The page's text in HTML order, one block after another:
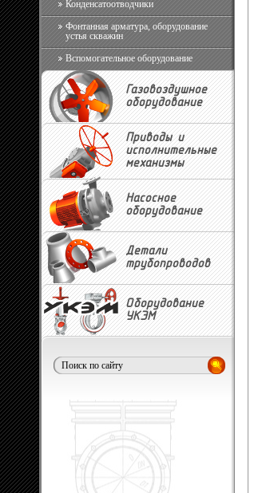
Конденсатоотводчики
Фонтанная арматура, оборудование
устья скважин
Вспомогательное оборудование
Газовоздушное
оборудование
Приводы и
исполнительные
механизмы
Насосное
оборудование
Детали
трубопроводов
Оборудование
УКЭМ